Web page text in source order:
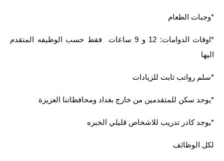
*وجبات الطعام
*اوقات الدوامات: 12 و 9 ساعات فقط حسب الوظيفه المتقدم
اليها
*سلم رواتب ثابت للزيادات
*يوجد سكن للمتقدمين من خارج بغداد ومحافظاتنا العزيزة
*يوجد كادر تدريب للاشخاص قليلي الخبره
لكل الوظائف